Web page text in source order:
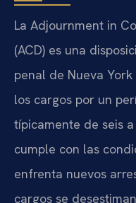
La Adjournment in
(ACD) es una
penal de Nueva
los cargos por un
típicamente de seis
cumple con las
enfrenta nuevos
cargos se